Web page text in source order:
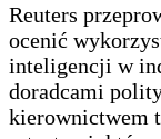
Reuters
ocenić
inteligencji w
doradcami
kierownictwem